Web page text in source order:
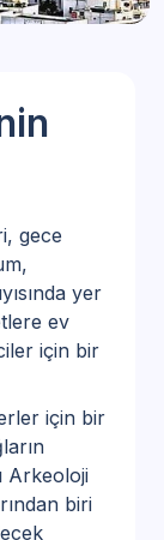
gece
yer
ev
için bir
için bir
Arkeoloji
biri